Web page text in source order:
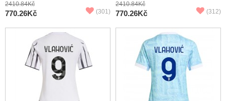
2410.84Kč
770.26Kč (301)
2410.84Kč
770.26Kč (312)